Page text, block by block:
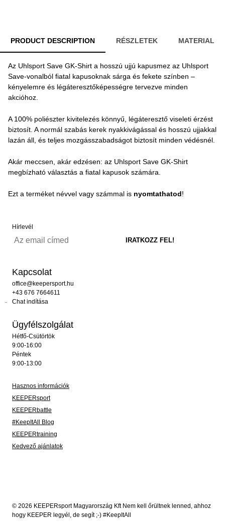
PRODUCT DESCRIPTION RÉSZLETEK MATERIAL
Az Uhlsport Save GK-Shirt a hosszú ujjú kapusmez az Uhlsport
Save-vonalból fiatal kapusoknak sárga és fekete színben –
kényelemre és légáteresztőképességre tervezve minden
akcióhoz.
A 100% poliészter kivitelezés könnyű, légáteresztő viseleti érzést
biztosít. A normál szabás kerek nyakkivágással és hosszú ujjakkal
lazán áll, és teljes mozgásszabadságot biztosít minden védésnél.
Akár meccsen, akár edzésen: az Uhlsport Save GK-Shirt
megbízható választás a fiatal kapusok számára.
Ezt a terméket névvel vagy számmal is nyomtathatod!
Hírlevél
Kapcsolat
office@keepersport.hu
+43 676 7664611
Chat indítása
Ügyfélszolgálat
Hétfő-Csütörtök
9:00-16:00
Péntek
9:00-13:00
Hasznos információk
KEEPERsport
KEEPERbattle
#KeepItAll Blog
KEEPERtraining
Kedvező ajánlatok
© 2026 KEEPERsport Magyarország Kft Nem kell őrültnek lenned, ahhoz
hogy KEEPER legyél, de segít ;-) #KeepItAll